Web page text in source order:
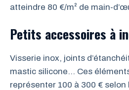
atteindre 80 €/m² de main-
Petits accessoires à
Visserie inox, joints
mastic silicone… Ces
représenter 100 à 300 €